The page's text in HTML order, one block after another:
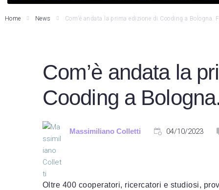
Home News Com’è andata la prima edizione di Cooding a Bologna.
Com’è andata la
Cooding a
Massimiliano Colletti 04/10/2023
Oltre 400 cooperatori, ricercatori e studiosi,